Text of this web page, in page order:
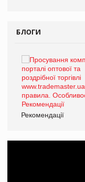
БЛОГИ
Рекомендації